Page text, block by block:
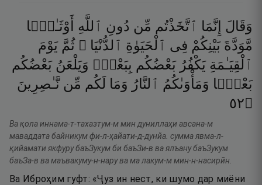
وَقَالَ إِنَّمَا ٱتَّخَذْتُم مِّن دُونِ ٱللَّهِ
أَوْثَـٰنًۭا
مَّوَدَّةَ بَيْنِكُمْ فِى ٱلْحَيَوٰةِ ٱلدُّنْيَا ۖ ثُمَّ يَوْمَ
ٱلْقِيَـٰمَةِ يَكْفُرُ بَعْضُكُم بِبَعْضٍۢ وَيَلْعَنُ بَعْضُكُم
بَعْضًۭا وَمَأْوَىٰكُمُ ٱلنَّارُ وَمَا لَكُم مِّن نَّـٰصِرِينَ
۝٢٥
Ва қола иннама-т-тахазтум-м мин дуниллаҳи авсана-м
маваддата байникум фи-л-ҳайати-д-дунйа. сумма явма-л-
қийамати якфуру баъЗукум би баъЗи-в ва ялъану баъЗукум
баъЗа-в ва маъвакуму-н-нару ва ма лакум-м мин-н-насирӣн.
Ва Иброҳим гуфт: «Ҷуз ин нест, ки шумо дар миёни